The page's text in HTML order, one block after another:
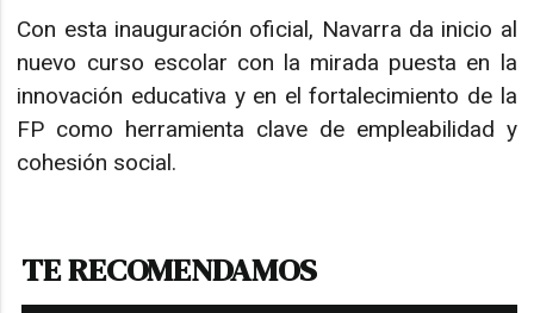
Con esta inauguración oficial, Navarra da inicio al
nuevo curso escolar con la mirada puesta en la
innovación educativa y en el fortalecimiento de la
FP como herramienta clave de empleabilidad y
cohesión social.
TE RECOMENDAMOS